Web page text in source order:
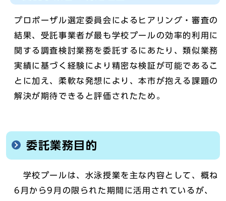
プロポーザル選定委員会によるヒアリング・審査の
結果、受託事業者が最も学校プールの効率的利用に
関する調査検討業務を委託するにあたり、類似業務
実績に基づく経験により精密な検証が可能であるこ
とに加え、柔軟な発想により、本市が抱える課題の
解決が期待できると評価されたため。
委託業務目的
学校プールは、水泳授業を主な内容として、概ね
6月から9月の限られた期間に活用されているが、